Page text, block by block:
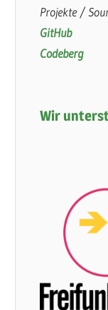
Projekte /
GitHub
Codeberg
Wir